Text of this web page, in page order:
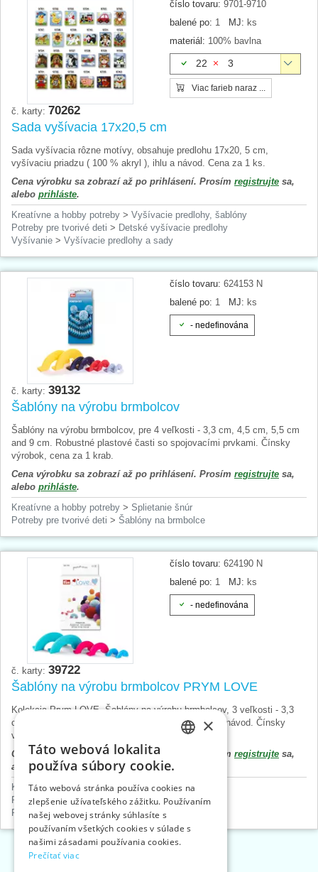
číslo tovaru: 9701-9710
balené po: 1 MJ: ks
materiál: 100% bavlna
22 3
Viac farieb naraz ...
č. karty: 70262
Sada vyšívacia 17x20,5 cm
Sada vyšívacia rôzne motívy, obsahuje predlohu 17x20, 5 cm,
vyšívaciu priadzu ( 100 % akryl ), ihlu a návod. Cena za 1 ks.
Cena výrobku sa zobrazí až po prihlásení. Prosím registrujte sa,
alebo prihláste.
Kreatívne a hobby potreby > Vyšívacie predlohy, šablóny
Potreby pre tvorivé deti > Detské vyšívacie predlohy
Vyšívanie > Vyšívacie predlohy a sady
číslo tovaru: 624153 N
balené po: 1 MJ: ks
- nedefinována
č. karty: 39132
Šablóny na výrobu brmbolcov
Šablóny na výrobu brmbolcov, pre 4 veľkosti - 3,3 cm, 4,5 cm, 5,5 cm
and 9 cm. Robustné plastové časti so spojovacími prvkami. Čínsky
výrobok, cena za 1 krab.
Cena výrobku sa zobrazí až po prihlásení. Prosím registrujte sa,
alebo prihláste.
Kreatívne a hobby potreby > Splietanie šnúr
Potreby pre tvorivé deti > Šablóny na brmbolce
číslo tovaru: 624190 N
balené po: 1 MJ: ks
- nedefinována
č. karty: 39722
Šablóny na výrobu brmbolcov PRYM LOVE
Kolekcia Prym LOVE. Šablóny na výrobu brmbolcov, 3 veľkosti - 3,3
cm, 5 cm, 9 cm. Obsahuje detailný krok-za-krokom návod. Čínsky
výrobok, cena za 1 krab.
Cena výrobku sa zobrazí až po prihlásení. Prosím registrujte sa,
aleboprihláste
Kreatívne a hobby potreby> Splietanie šnúr
Patchwork>Prym LOVE kolekcia
Potreby pre tvorivé deti>Šablóny na brmbolce
ENGLISH
GERMAN
×
Táto webová lokalita
používa súbory cookie.
Táto webová stránka používa cookies na
zlepšenie užívateľského zážitku. Používaním
našej webovej stránky súhlasíte s
používaním všetkých cookies v súlade s
našimi zásadami používania cookies.
Prečítať viac